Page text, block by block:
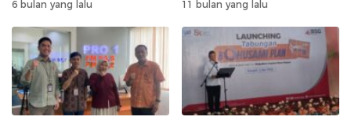
6 bulan yang lalu 11 bulan yang lalu